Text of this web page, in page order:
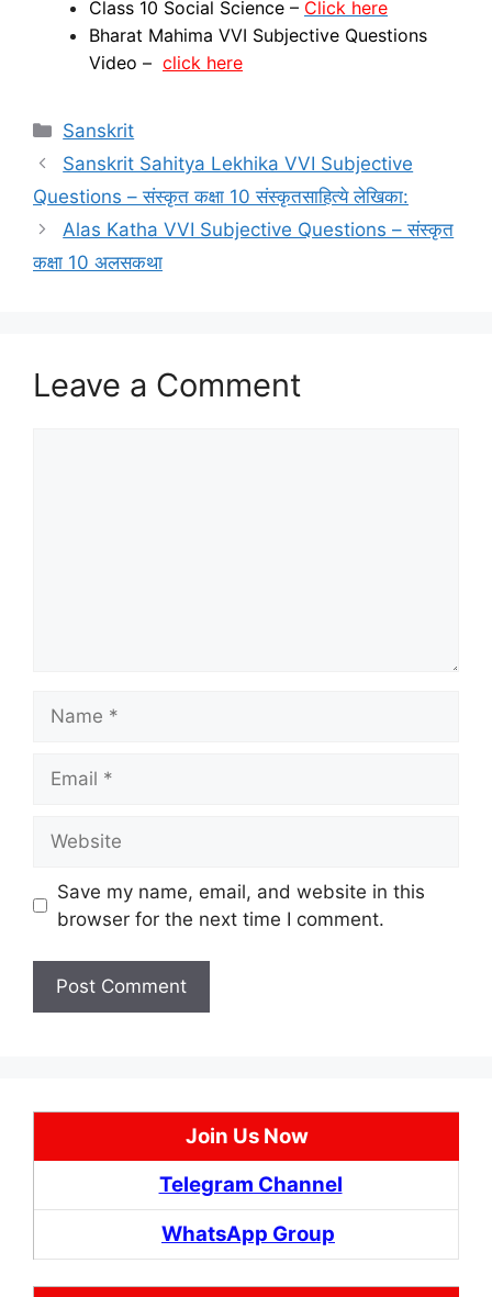
Class 10 Social Science – Click here
Bharat Mahima VVI Subjective Questions
Video – click here
Categories
Sanskrit
Sanskrit Sahitya Lekhika VVI Subjective
Questions – संस्‍कृत कक्षा 10 संस्कृतसाहित्ये लेखिका:
Alas Katha VVI Subjective Questions – संस्‍कृत
कक्षा 10 अलसकथा
Leave a Comment
Save my name, email, and website in this
browser for the next time I comment.
Join Us Now
Telegram Channel
WhatsApp Group